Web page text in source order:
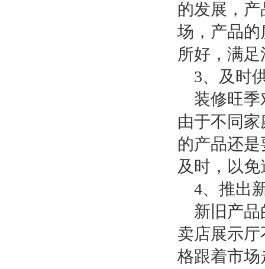
的发展，
场，产品
所好，满
3、及时
装修旺
由于不同
的产品还
及时，以
4、推出
新旧产
卖店展示
格跟着市